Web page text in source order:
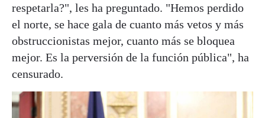
respetarla?", les ha preguntado. "Hemos perdido
el norte, se hace gala de cuanto más vetos y más
obstruccionistas mejor, cuanto más se bloquea
mejor. Es la perversión de la función pública", ha
censurado.